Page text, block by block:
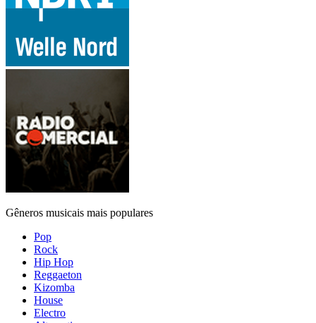
Gêneros musicais mais populares
Pop
Rock
Hip Hop
Reggaeton
Kizomba
House
Electro